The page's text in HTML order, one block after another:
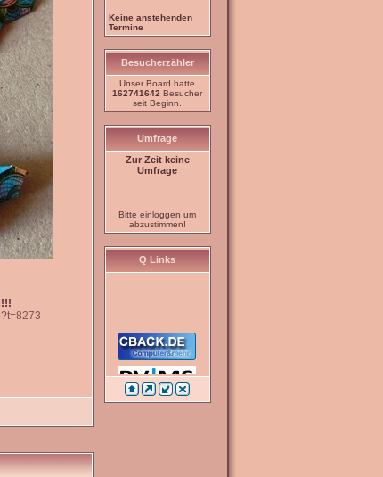
Keine anstehenden
Termine
Besucherzähler
Unser Board hatte
162741642 Besucher
seit Beginn.
Umfrage
Zur Zeit keine
Umfrage
Bitte einloggen um
abzustimmen!
Q Links